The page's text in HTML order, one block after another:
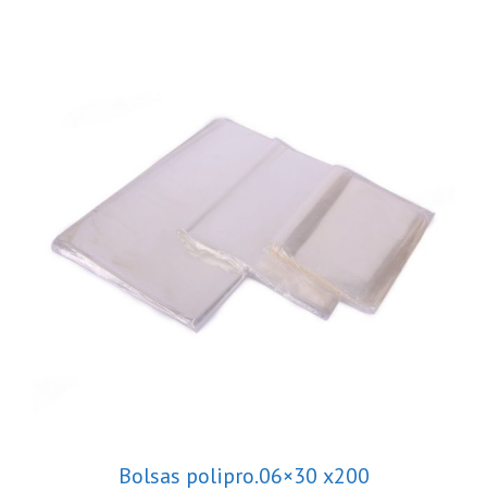
Bolsas polipro.06×30 x200